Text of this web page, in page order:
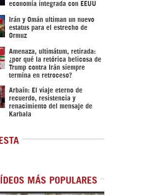
economía integrada con EEUU
Irán y Omán ultiman un nuevo
estatus para el estrecho de
Ormuz
Amenaza, ultimátum, retirada:
¿por qué la retórica belicosa de
Trump contra Irán siempre
termina en retroceso?
Arbaín: El viaje eterno de
recuerdo, resistencia y
renacimiento del mensaje de
Karbala
MÁS POPULARES